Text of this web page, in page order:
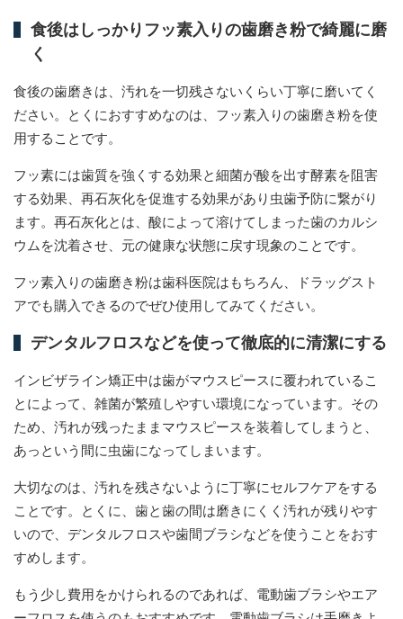
食後はしっかりフッ素入りの歯磨き粉で綺麗に磨
く
食後の歯磨きは、汚れを一切残さないくらい丁寧に磨いてく
ださい。とくにおすすめなのは、フッ素入りの歯磨き粉を使
用することです。
フッ素には歯質を強くする効果と細菌が酸を出す酵素を阻害
する効果、再石灰化を促進する効果があり虫歯予防に繋がり
ます。再石灰化とは、酸によって溶けてしまった歯のカルシ
ウムを沈着させ、元の健康な状態に戻す現象のことです。
フッ素入りの歯磨き粉は歯科医院はもちろん、ドラッグスト
アでも購入できるのでぜひ使用してみてください。
デンタルフロスなどを使って徹底的に清潔にする
インビザライン矯正中は歯がマウスピースに覆われているこ
とによって、雑菌が繁殖しやすい環境になっています。その
ため、汚れが残ったままマウスピースを装着してしまうと、
あっという間に虫歯になってしまいます。
大切なのは、汚れを残さないように丁寧にセルフケアをする
ことです。とくに、歯と歯の間は磨きにくく汚れが残りやす
いので、デンタルフロスや歯間ブラシなどを使うことをおす
すめします。
もう少し費用をかけられるのであれば、電動歯ブラシやエア